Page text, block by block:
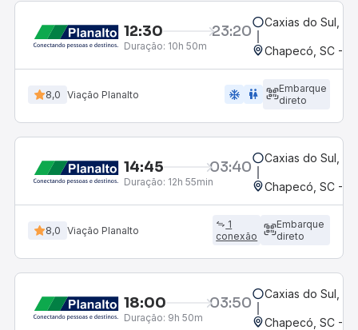
12:30 23:20
Duração: 10h 50m
Caxias do Sul, RS
Chapecó, SC -
8,0 Viação Planalto ac_unit wc
Embarque
direto
14:45 03:40
Duração: 12h 55min
Caxias do Sul, RS
Chapecó, SC -
8,0 Viação Planalto
1
conexão
Embarque
direto
18:00 03:50
Duração: 9h 50m
Caxias do Sul, RS
Chapecó, SC -